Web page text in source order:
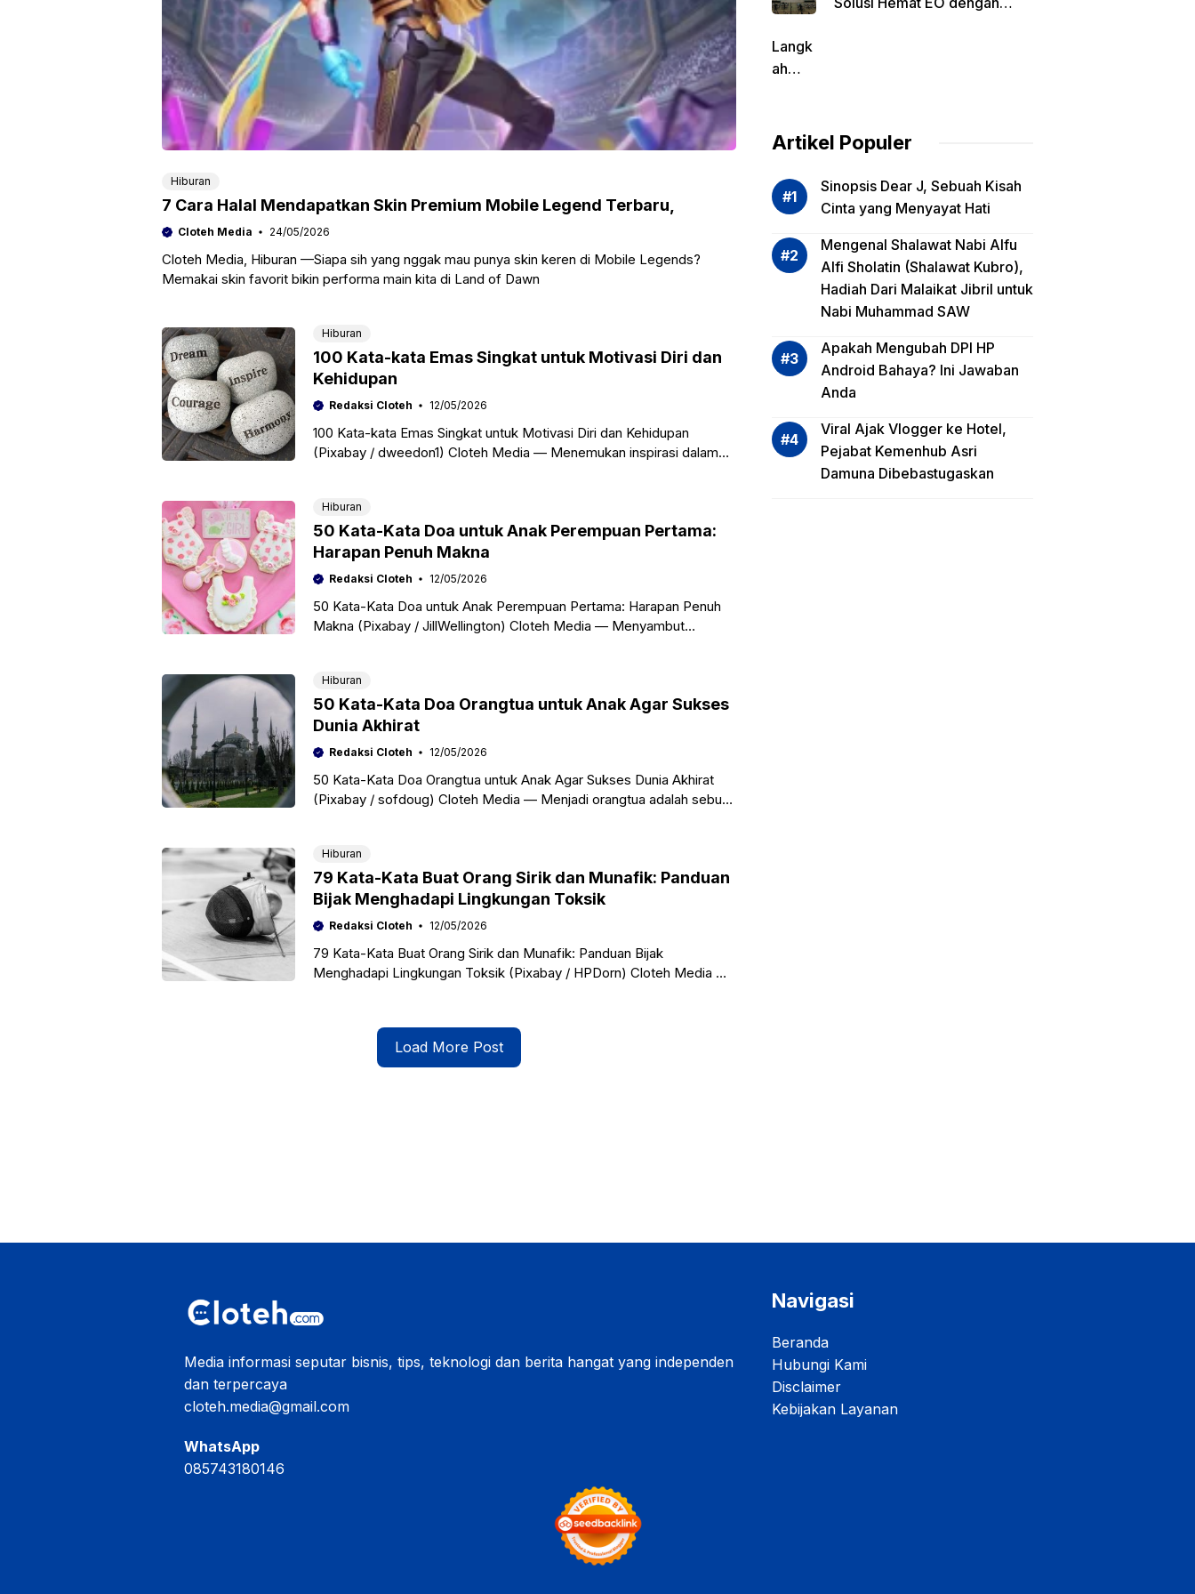
Hiburan
7 Cara Halal Mendapatkan Skin Premium Mobile Legend Terbaru,
Cloteh Media 24/05/2026
Cloteh Media, Hiburan —Siapa sih yang nggak mau punya skin keren di Mobile Legends?
Memakai skin favorit bikin performa main kita di Land of Dawn
Hiburan
100 Kata-kata Emas Singkat untuk Motivasi Diri dan
Kehidupan
Redaksi Cloteh 12/05/2026
100 Kata-kata Emas Singkat untuk Motivasi Diri dan Kehidupan
(Pixabay / dweedon1) Cloteh Media — Menemukan inspirasi dalam
Hiburan
50 Kata-Kata Doa untuk Anak Perempuan Pertama:
Harapan Penuh Makna
Redaksi Cloteh 12/05/2026
50 Kata-Kata Doa untuk Anak Perempuan Pertama: Harapan Penuh
Makna (Pixabay / JillWellington) Cloteh Media — Menyambut
Hiburan
50 Kata-Kata Doa Orangtua untuk Anak Agar Sukses
Dunia Akhirat
Redaksi Cloteh 12/05/2026
50 Kata-Kata Doa Orangtua untuk Anak Agar Sukses Dunia Akhirat
(Pixabay / sofdoug) Cloteh Media — Menjadi orangtua adalah sebuah
Hiburan
79 Kata-Kata Buat Orang Sirik dan Munafik: Panduan
Bijak Menghadapi Lingkungan Toksik
Redaksi Cloteh 12/05/2026
79 Kata-Kata Buat Orang Sirik dan Munafik: Panduan Bijak
Menghadapi Lingkungan Toksik (Pixabay / HPDorn) Cloteh Media —
Load More Post
Langk
ah
dalam
si
Risiko
asi
Reksa
Artikel Populer
Sinopsis Dear J, Sebuah Kisah
Cinta yang Menyayat Hati
Mengenal Shalawat Nabi Alfu
Alfi Sholatin (Shalawat Kubro),
Hadiah Dari Malaikat Jibril untuk
Nabi Muhammad SAW
Apakah Mengubah DPI HP
Android Bahaya? Ini Jawaban
Anda
Viral Ajak Vlogger ke Hotel,
Pejabat Kemenhub Asri
Damuna Dibebastugaskan
Media informasi seputar bisnis, tips, teknologi dan berita hangat yang independen
dan terpercaya
cloteh.media@gmail.com
WhatsApp
085743180146
Navigasi
Beranda
Hubungi Kami
Disclaimer
Kebijakan Layanan